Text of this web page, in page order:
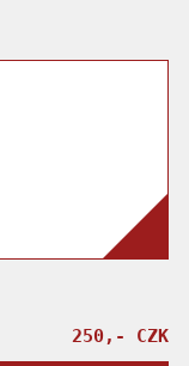
250,- CZK